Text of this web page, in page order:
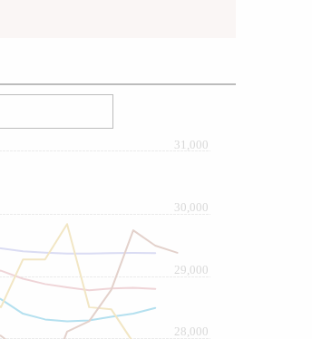
28,000
29,000
30,000
31,000